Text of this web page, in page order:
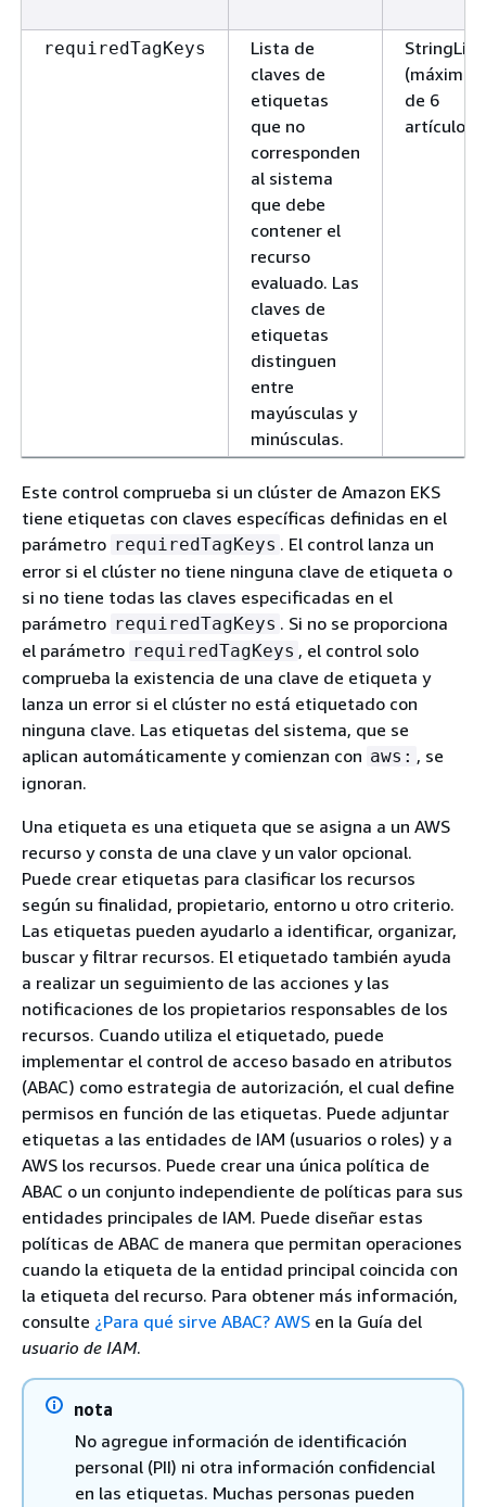
requiredTagKeys
Lista de
claves de
etiquetas
que no
corresponden
al sistema
que debe
contener el
recurso
evaluado. Las
claves de
etiquetas
distinguen
entre
mayúsculas y
minúsculas.
StringList
(máximo
de 6
artículos)
Este control comprueba si un clúster de Amazon EKS
tiene etiquetas con claves específicas definidas en el
parámetro requiredTagKeys . El control lanza un
error si el clúster no tiene ninguna clave de etiqueta o
si no tiene todas las claves especificadas en el
parámetro requiredTagKeys . Si no se proporciona
el parámetro requiredTagKeys , el control solo
comprueba la existencia de una clave de etiqueta y
lanza un error si el clúster no está etiquetado con
ninguna clave. Las etiquetas del sistema, que se
aplican automáticamente y comienzan con aws: , se
ignoran.
Una etiqueta es una etiqueta que se asigna a un AWS
recurso y consta de una clave y un valor opcional.
Puede crear etiquetas para clasificar los recursos
según su finalidad, propietario, entorno u otro criterio.
Las etiquetas pueden ayudarlo a identificar, organizar,
buscar y filtrar recursos. El etiquetado también ayuda
a realizar un seguimiento de las acciones y las
notificaciones de los propietarios responsables de los
recursos. Cuando utiliza el etiquetado, puede
implementar el control de acceso basado en atributos
(ABAC) como estrategia de autorización, el cual define
permisos en función de las etiquetas. Puede adjuntar
etiquetas a las entidades de IAM (usuarios o roles) y a
AWS los recursos. Puede crear una única política de
ABAC o un conjunto independiente de políticas para sus
entidades principales de IAM. Puede diseñar estas
políticas de ABAC de manera que permitan operaciones
cuando la etiqueta de la entidad principal coincida con
la etiqueta del recurso. Para obtener más información,
consulte ¿Para qué sirve ABAC? AWS en la Guía del
usuario de IAM.
nota
No agregue información de identificación
personal (PII) ni otra información confidencial
en las etiquetas. Muchas personas pueden